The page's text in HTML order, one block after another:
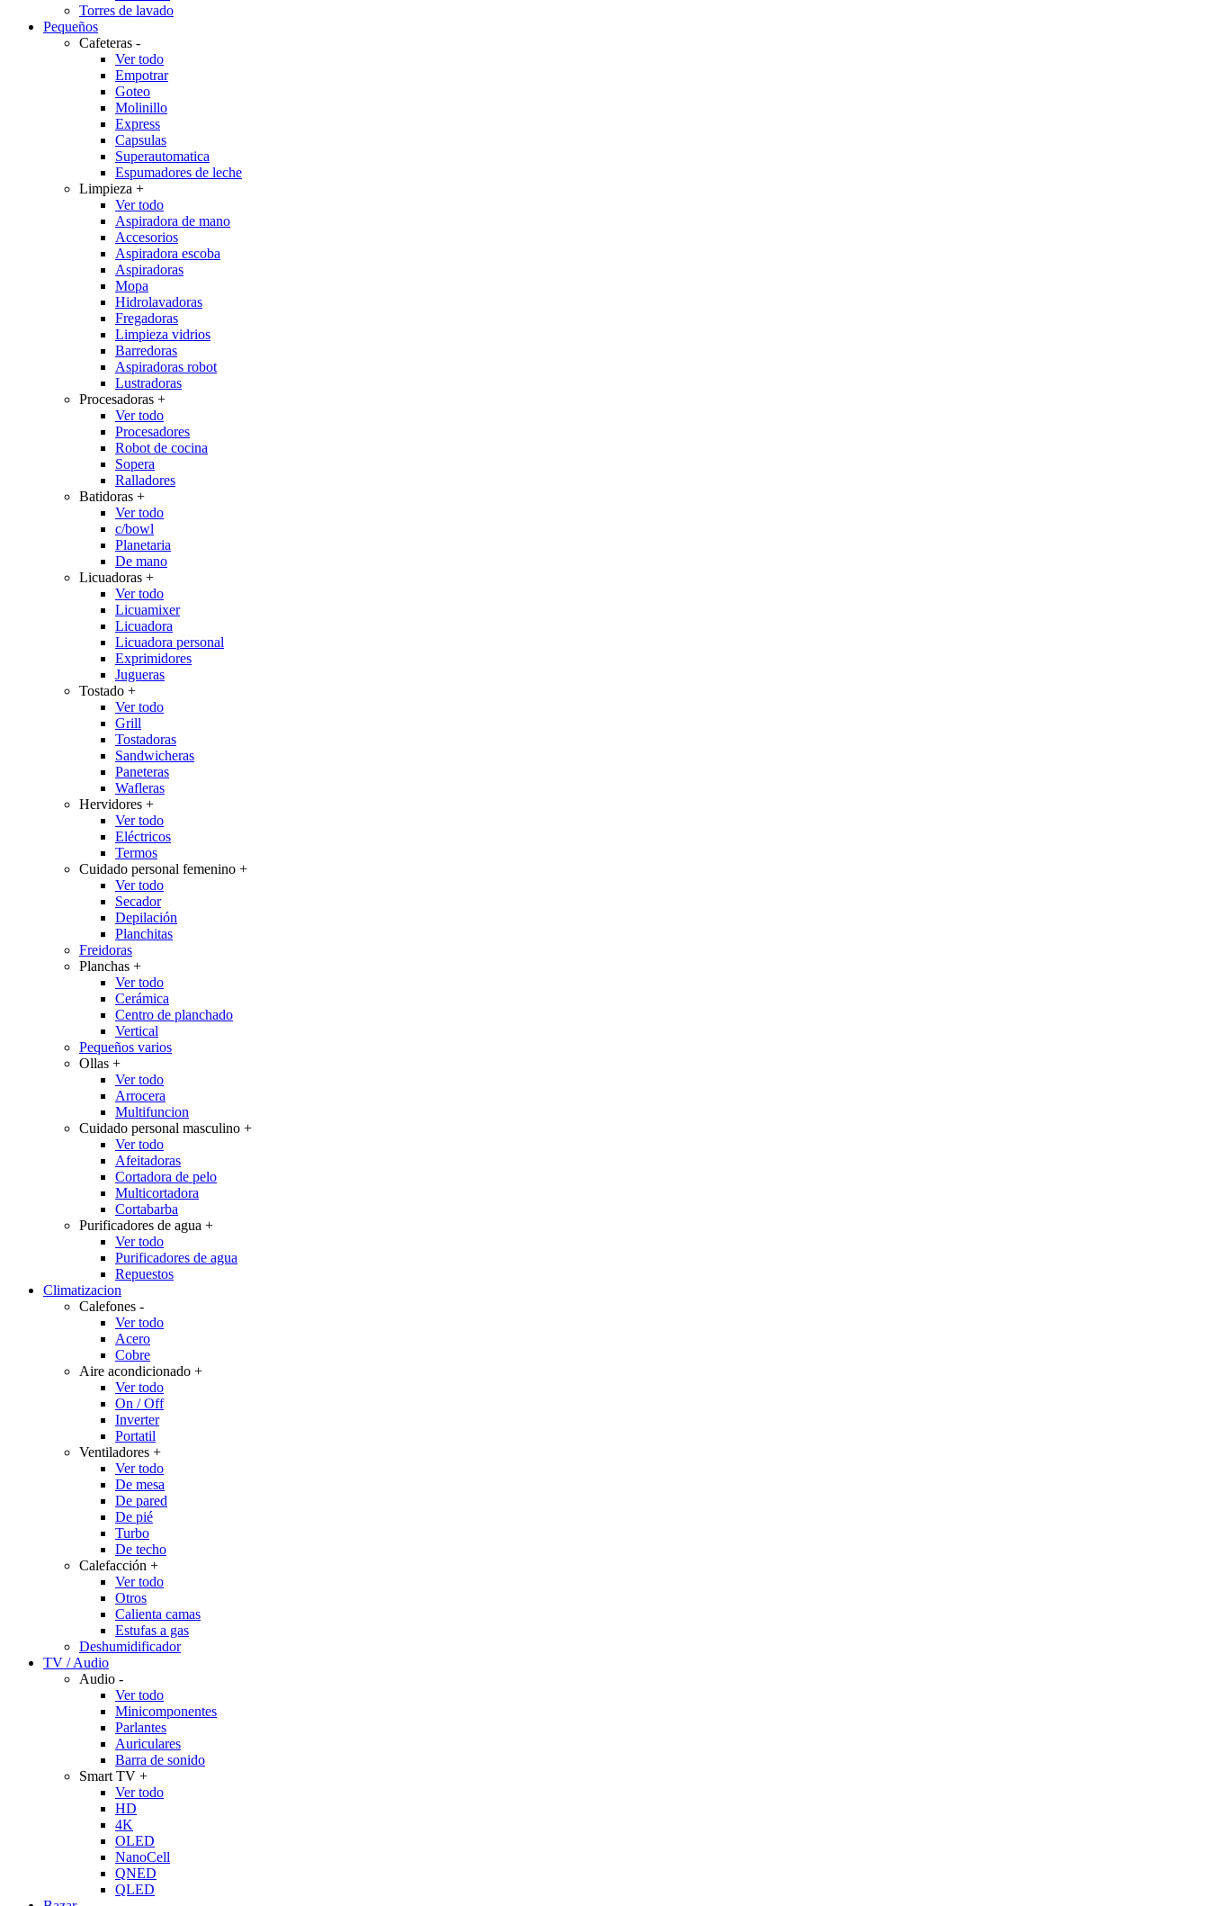
Torres de lavado
Pequeños
Cafeteras -
Ver todo
Empotrar
Goteo
Molinillo
Express
Capsulas
Superautomatica
Espumadores de leche
Limpieza +
Ver todo
Aspiradora de mano
Accesorios
Aspiradora escoba
Aspiradoras
Mopa
Hidrolavadoras
Fregadoras
Limpieza vidrios
Barredoras
Aspiradoras robot
Lustradoras
Procesadoras +
Ver todo
Procesadores
Robot de cocina
Sopera
Ralladores
Batidoras +
Ver todo
c/bowl
Planetaria
De mano
Licuadoras +
Ver todo
Licuamixer
Licuadora
Licuadora personal
Exprimidores
Jugueras
Tostado +
Ver todo
Grill
Tostadoras
Sandwicheras
Paneteras
Wafleras
Hervidores +
Ver todo
Eléctricos
Termos
Cuidado personal femenino +
Ver todo
Secador
Depilación
Planchitas
Freidoras
Planchas +
Ver todo
Cerámica
Centro de planchado
Vertical
Pequeños varios
Ollas +
Ver todo
Arrocera
Multifuncion
Cuidado personal masculino +
Ver todo
Afeitadoras
Cortadora de pelo
Multicortadora
Cortabarba
Purificadores de agua +
Ver todo
Purificadores de agua
Repuestos
Climatizacion
Calefones -
Ver todo
Acero
Cobre
Aire acondicionado +
Ver todo
On / Off
Inverter
Portatil
Ventiladores +
Ver todo
De mesa
De pared
De pié
Turbo
De techo
Calefacción +
Ver todo
Otros
Calienta camas
Estufas a gas
Deshumidificador
TV / Audio
Audio -
Ver todo
Minicomponentes
Parlantes
Auriculares
Barra de sonido
Smart TV +
Ver todo
HD
4K
OLED
NanoCell
QNED
QLED